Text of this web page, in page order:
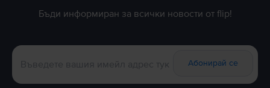
Бъди информиран за всички новости от flip!
Абонирай се